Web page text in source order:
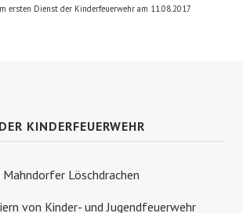
ersten Dienst der Kinderfeuerwehr am 11.08.2017
KINDERFEUERWEHR
Löschdrachen
von Kinder- und Jugendfeuerwehr